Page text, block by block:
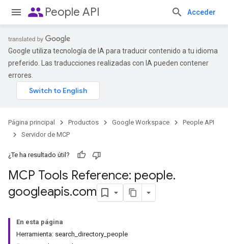
peoplePeople API Acceder
Google utiliza tecnología de IA para traducir contenido a tu idioma
preferido. Las traducciones realizadas con IA pueden contener
errores.
Página principal Productos Google Workspace
People API
Servidor de MCP
¿Te ha resultado útil?
MCP Tools Reference: people.
googleapis.com
En esta página
Herramienta: search_directory_people